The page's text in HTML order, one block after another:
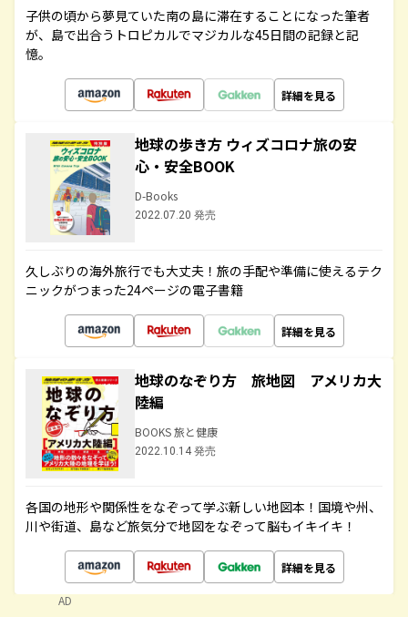
子供の頃から夢見ていた南の島に滞在することになった筆者
が、島で出合うトロピカルでマジカルな45日間の記録と記
憶。
詳細を見る
地球の歩き方 ウィズコロナ旅の安
心・安全BOOK
D-Books
2022.07.20 発売
久しぶりの海外旅行でも大丈夫！旅の手配や準備に使えるテク
ニックがつまった24ページの電子書籍
詳細を見る
地球のなぞり方 旅地図 アメリカ大
陸編
BOOKS 旅と健康
2022.10.14 発売
各国の地形や関係性をなぞって学ぶ新しい地図本！国境や州、
川や街道、島など旅気分で地図をなぞって脳もイキイキ！
詳細を見る
AD